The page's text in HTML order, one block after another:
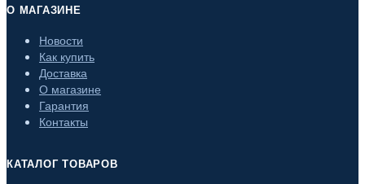
О МАГАЗИНЕ
Новости
Как купить
Доставка
О магазине
Гарантия
Контакты
КАТАЛОГ ТОВАРОВ